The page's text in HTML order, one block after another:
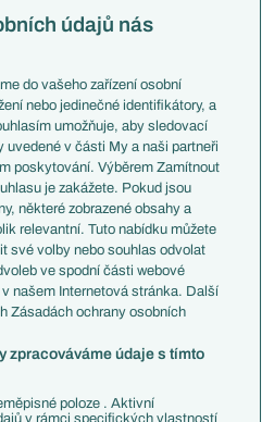
Česko
Francie
Itálie
Německo
Španělsko
Argentina
Brazílie
Přestupy
Zápasy
Livescore
Tipovací soutěž
údajů nás
do vašeho zařízení osobní
nebo jedinečné identifikátory, a
umožňuje, aby sledovací
uvedené v části My a naši partneři
poskytování. Výběrem Zamítnout
je zakážete. Pokud jsou
některé zobrazené obsahy a
relevantní. Tuto nabídku můžete
své volby nebo souhlas odvolat
ve spodní části webové
našem Internetová stránka. Další
Zásadách ochrany osobních
zpracováváme údaje s tímto
poloze . Aktivní
v rámci specifických vlastností